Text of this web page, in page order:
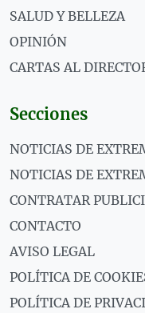
SALUD Y BELLEZA
OPINIÓN
CARTAS AL
Secciones
NOTICIAS DE
NOTICIAS DE
CONTRATAR
CONTACTO
AVISO LEGAL
POLÍTICA DE
POLÍTICA DE